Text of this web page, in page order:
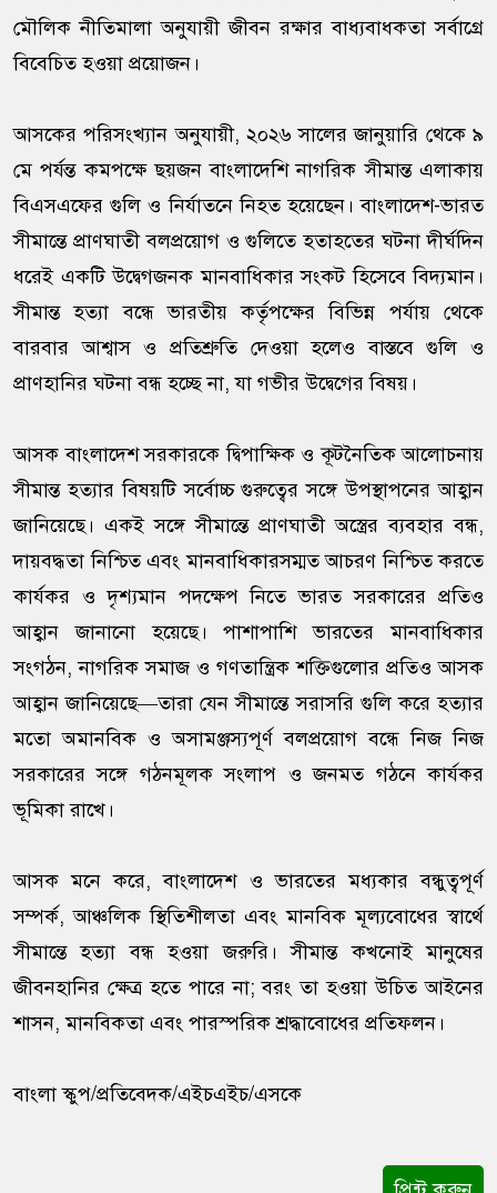
মৌলিক নীতিমালা অনুযায়ী জীবন রক্ষার বাধ্যবাধকতা সর্বাগ্রে
বিবেচিত হওয়া প্রয়োজন।
আসকের পরিসংখ্যান অনুযায়ী, ২০২৬ সালের জানুয়ারি থেকে ৯
মে পর্যন্ত কমপক্ষে ছয়জন বাংলাদেশি নাগরিক সীমান্ত এলাকায়
বিএসএফের গুলি ও নির্যাতনে নিহত হয়েছেন। বাংলাদেশ-ভারত
সীমান্তে প্রাণঘাতী বলপ্রয়োগ ও গুলিতে হতাহতের ঘটনা দীর্ঘদিন
ধরেই একটি উদ্বেগজনক মানবাধিকার সংকট হিসেবে বিদ্যমান।
সীমান্ত হত্যা বন্ধে ভারতীয় কর্তৃপক্ষের বিভিন্ন পর্যায় থেকে
বারবার আশ্বাস ও প্রতিশ্রুতি দেওয়া হলেও বাস্তবে গুলি ও
প্রাণহানির ঘটনা বন্ধ হচ্ছে না, যা গভীর উদ্বেগের বিষয়।
আসক বাংলাদেশ সরকারকে দ্বিপাক্ষিক ও কূটনৈতিক আলোচনায়
সীমান্ত হত্যার বিষয়টি সর্বোচ্চ গুরুত্বের সঙ্গে উপস্থাপনের আহ্বান
জানিয়েছে। একই সঙ্গে সীমান্তে প্রাণঘাতী অস্ত্রের ব্যবহার বন্ধ,
দায়বদ্ধতা নিশ্চিত এবং মানবাধিকারসম্মত আচরণ নিশ্চিত করতে
কার্যকর ও দৃশ্যমান পদক্ষেপ নিতে ভারত সরকারের প্রতিও
আহ্বান জানানো হয়েছে। পাশাপাশি ভারতের মানবাধিকার
সংগঠন, নাগরিক সমাজ ও গণতান্ত্রিক শক্তিগুলোর প্রতিও আসক
আহ্বান জানিয়েছে—তারা যেন সীমান্তে সরাসরি গুলি করে হত্যার
মতো অমানবিক ও অসামঞ্জস্যপূর্ণ বলপ্রয়োগ বন্ধে নিজ নিজ
সরকারের সঙ্গে গঠনমূলক সংলাপ ও জনমত গঠনে কার্যকর
ভূমিকা রাখে।
আসক মনে করে, বাংলাদেশ ও ভারতের মধ্যকার বন্ধুত্বপূর্ণ
সম্পর্ক, আঞ্চলিক স্থিতিশীলতা এবং মানবিক মূল্যবোধের স্বার্থে
সীমান্তে হত্যা বন্ধ হওয়া জরুরি। সীমান্ত কখনোই মানুষের
জীবনহানির ক্ষেত্র হতে পারে না; বরং তা হওয়া উচিত আইনের
শাসন, মানবিকতা এবং পারস্পরিক শ্রদ্ধাবোধের প্রতিফলন।
বাংলা স্কুপ/প্রতিবেদক/এইচএইচ/এসকে